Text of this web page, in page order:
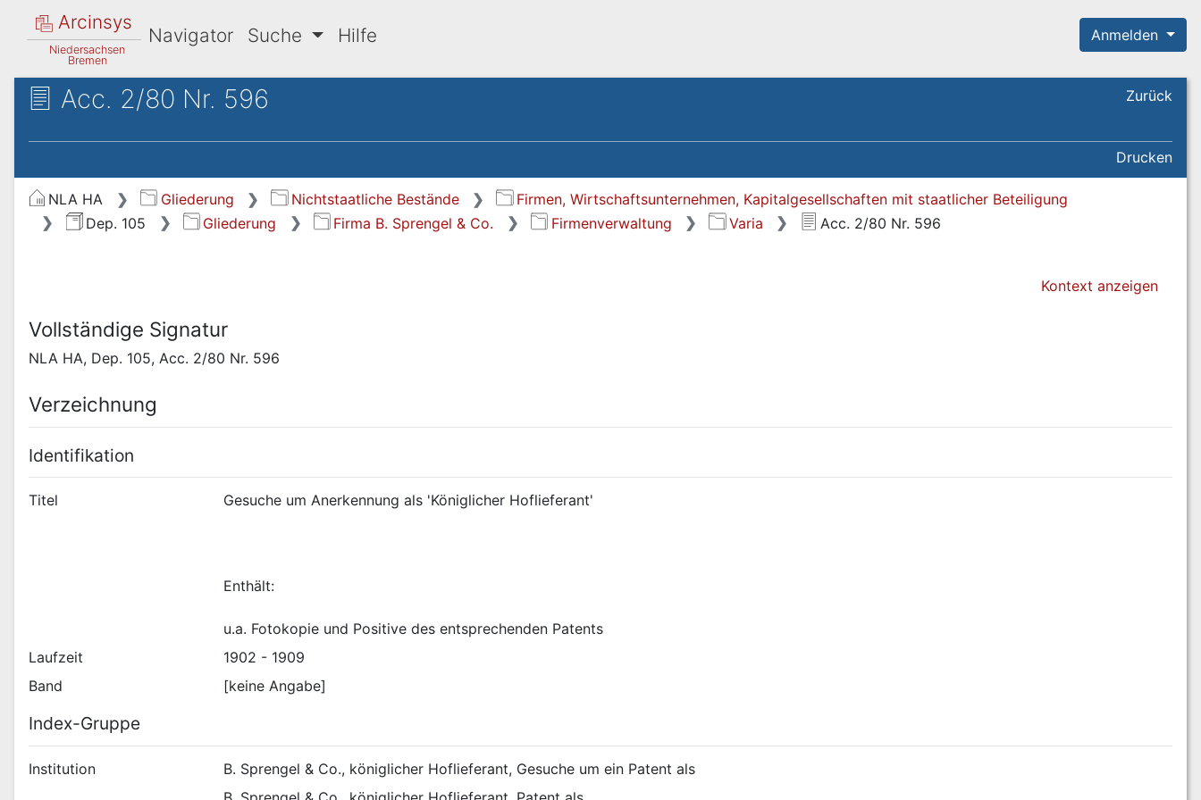
Arcinsys
Niedersachsen
Bremen
Navigator Suche Hilfe Anmelden
Acc. 2/80 Nr. 596 Zurück
Drucken
NLA HA Gliederung Nichtstaatliche Bestände
Firmen, Wirtschaftsunternehmen, Kapitalgesellschaften mit staatlicher Beteiligung
Dep. 105
Gliederung Firma B. Sprengel & Co. Firmenverwaltung Varia Acc. 2/80 Nr. 596
Kontext anzeigen
Vollständige Signatur
NLA HA, Dep. 105, Acc. 2/80 Nr. 596
Verzeichnung
Identifikation
Titel
u.a. Fotokopie und Positive des entsprechenden Patents
Laufzeit
1902 - 1909
Band
[keine Angabe]
Index-Gruppe
Institution
B. Sprengel & Co., königlicher Hoflieferant, Gesuche um ein Patent als